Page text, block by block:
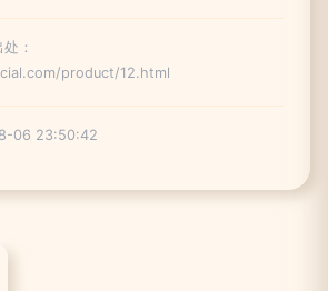
：
product/12.html
06 23:50:42